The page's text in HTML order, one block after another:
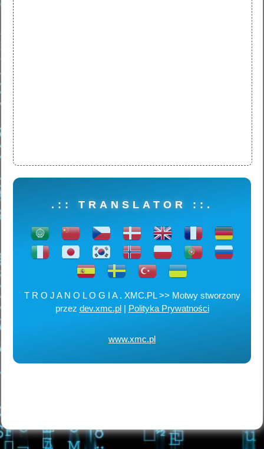
.:: TRANSLATOR ::.
T R O J A N O L O G I A . XMC.PL >> Motwy stworzony
przez dev.xmc.pl| Polityka Prywatności
www.xmc.pl